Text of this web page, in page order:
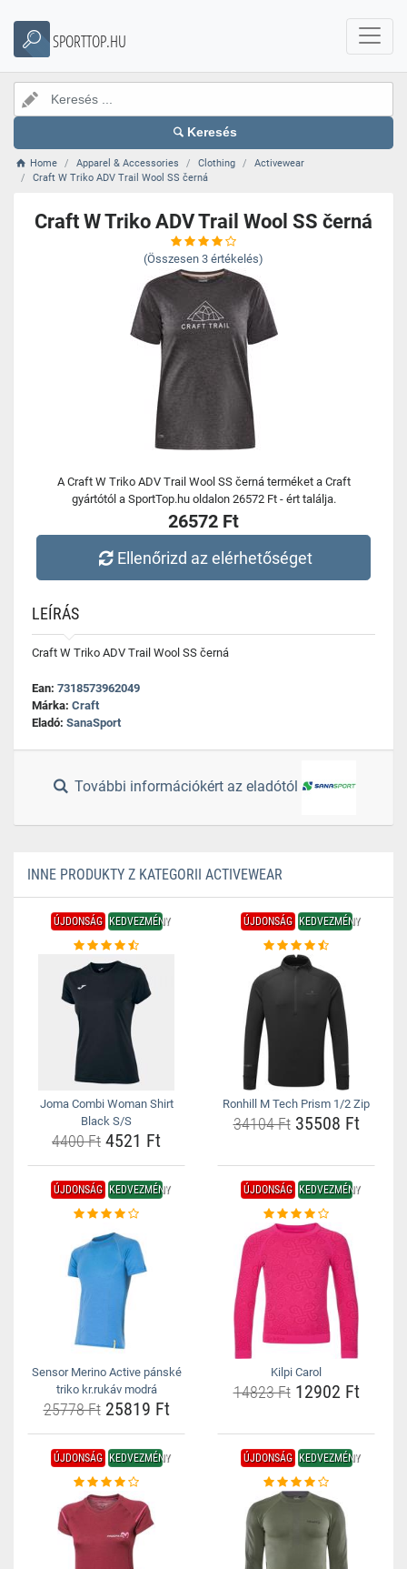
SPORTTOP.HU
Keresés
Home Apparel & Accessories Clothing
Activewear
Craft W Triko ADV Trail Wool SS černá
Craft W Triko ADV Trail Wool SS černá
(Összesen 3 értékelés)
A Craft W Triko ADV Trail Wool SS černá terméket a Craft
gyártótól a SportTop.hu oldalon 26572 Ft - ért találja.
26572 Ft
Ellenőrizd az elérhetőséget
LEÍRÁS
Craft W Triko ADV Trail Wool SS černá
Ean: 7318573962049
Márka: Craft
Eladó: SanaSport
További információkért az eladótól
INNE PRODUKTY Z KATEGORII ACTIVEWEAR
ÚJDONSÁG KEDVEZMÉNY
Joma Combi Woman Shirt
Black S/S
4400 Ft 4521 Ft
ÚJDONSÁG KEDVEZMÉNY
Ronhill M Tech Prism 1/2 Zip
34104 Ft35508 Ft
ÚJDONSÁG KEDVEZMÉNY
Sensor Merino Active pánské
triko kr.rukáv modrá
25778 Ft25819 Ft
ÚJDONSÁG KEDVEZMÉNY
Kilpi Carol
14823 Ft12902 Ft
ÚJDONSÁG KEDVEZMÉNY ÚJDONSÁG KEDVEZMÉNY